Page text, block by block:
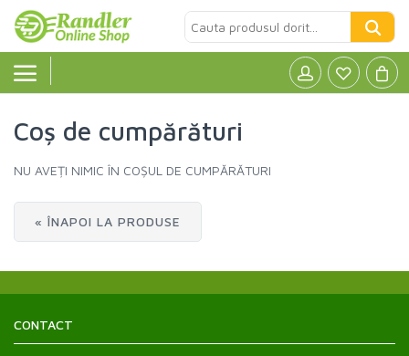
Cafea
Produse de baza
Produse ECO »
Coș de cumpărături
NU AVEȚI NIMIC ÎN COȘUL DE CUMPĂRĂTURI
« ÎNAPOI LA PRODUSE
CONTACT